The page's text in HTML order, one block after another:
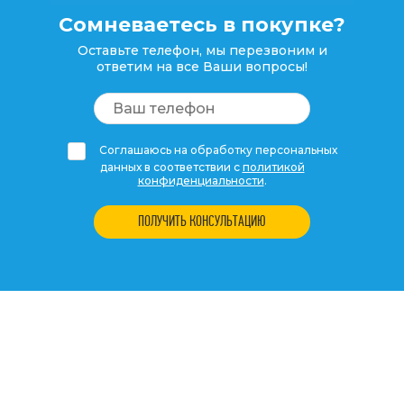
Сомневаетесь в покупке?
Оставьте телефон, мы перезвоним и
ответим на все Ваши вопросы!
Соглашаюсь на обработку персональных
данных в соответствии с политикой
конфиденциальности.
ПОЛУЧИТЬ КОНСУЛЬТАЦИЮ